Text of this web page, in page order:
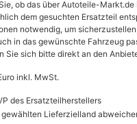
130 / 177
06/2015 - 09/2020
ob das über Autoteile-
dem gesuchten Ersatzteil
notwendig, um
in das gewünschte Fahrzeug
Sie sich bitte direkt an den
inkl. MwSt.
des Ersatzteilherstellers
Lieferzielland